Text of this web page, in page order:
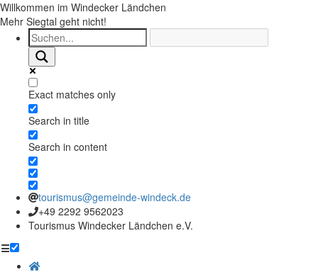
Willkommen im Windecker Ländchen
Mehr Siegtal geht nicht!
Exact matches only
Search in title
Search in content
tourismus@gemeinde-windeck.de
+49 2292 9562023
Tourismus Windecker Ländchen e.V.
☰